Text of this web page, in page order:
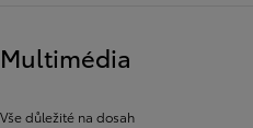
Multimédia
Vše důležité na dosah